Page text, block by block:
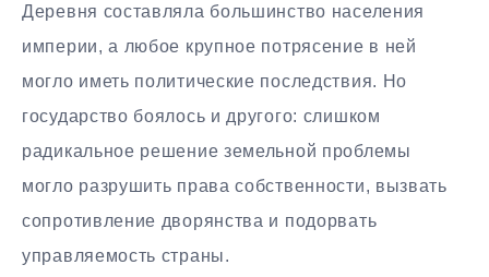
Деревня составляла большинство населения
империи, а любое крупное потрясение в ней
могло иметь политические последствия. Но
государство боялось и другого: слишком
радикальное решение земельной проблемы
могло разрушить права собственности, вызвать
сопротивление дворянства и подорвать
управляемость страны.